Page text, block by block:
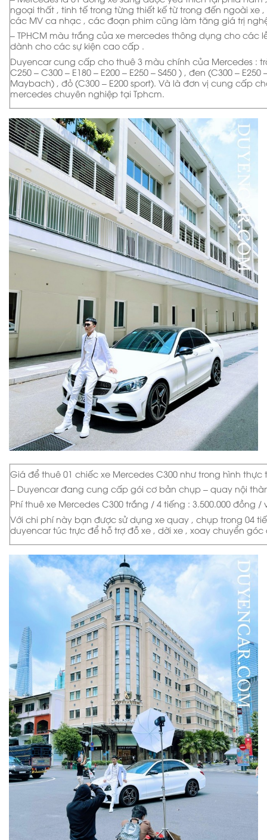
ngoại thất , tinh tế trong từng thiết kế từ trong đến ngoài xe
các MV ca nhạc , các đoạn phim cũng làm tăng giá trị
– TPHCM màu trắng của xe mercedes thông dụng cho các
dành cho các sự kiện cao cấp .
Duyencar cung cấp cho thuê 3 màu chính của Mercedes :
C250 – C300 – E180 – E200 – E250 – S450 ) , đen (C300 – E250
Maybach) , đỏ (C300 – E200 sport). Và là đơn vị cung cấp
mercedes chuyên nghiệp tại Tphcm.
Giá để thuê 01 chiếc xe Mercedes C300 như trong hình
– Duyencar đang cung cấp gói cơ bản chụp – quay nội
Phí thuê xe Mercedes C300 trắng / 4 tiếng : 3.500.000 đồng /
Với chi phí này bạn được sử dụng xe quay , chụp trong 04
duyencar túc trực để hỗ trợ đỗ xe , dời xe , xoay chuyển